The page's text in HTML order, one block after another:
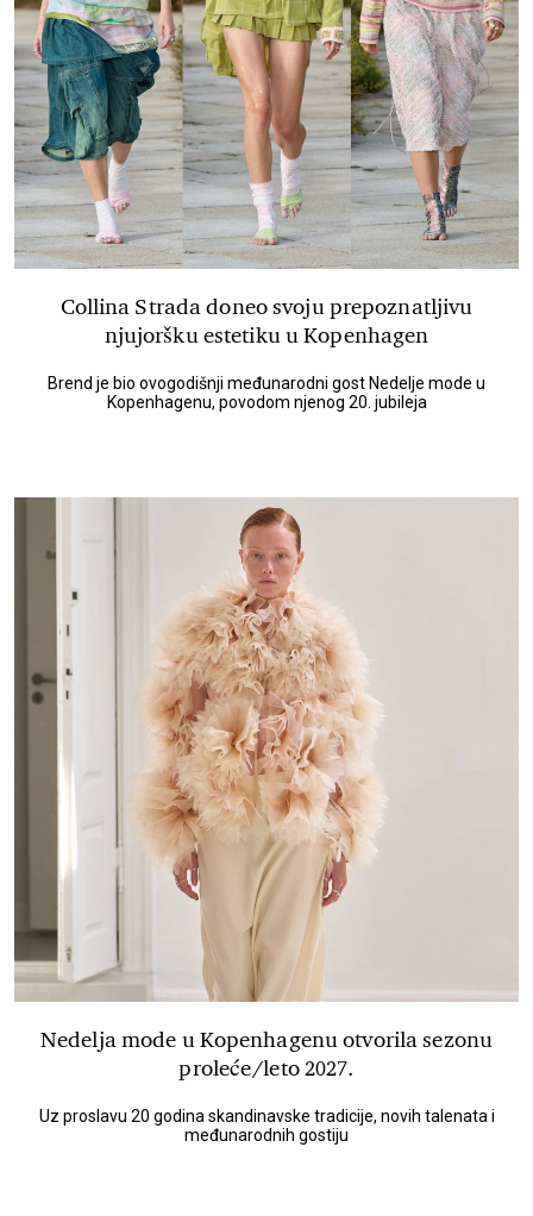
Collina Strada doneo svoju prepoznatljivu
njujoršku estetiku u Kopenhagen
Brend je bio ovogodišnji međunarodni gost Nedelje mode u
Kopenhagenu, povodom njenog 20. jubileja
Nedelja mode u Kopenhagenu otvorila sezonu
proleće/leto 2027.
Uz proslavu 20 godina skandinavske tradicije, novih talenata i
međunarodnih gostiju